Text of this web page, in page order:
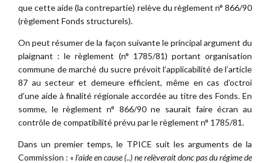
que cette aide (la contrepartie) relève du règlement n° 866/90
(règlement Fonds structurels).
On peut résumer de la façon suivante le principal argument du
plaignant : le règlement (n° 1785/81) portant organisation
commune de marché du sucre prévoit l’applicabilité de l’article
87 au secteur et demeure efficient, même en cas d’octroi
d’une aide à finalité régionale accordée au titre des Fonds. En
somme, le règlement n° 866/90 ne saurait faire écran au
contrôle de compatibilité prévu par le règlement n° 1785/81.
Dans un premier temps, le TPICE suit les arguments de la
Commission : «l’aide en cause (..) ne relèverait donc pas du régime de